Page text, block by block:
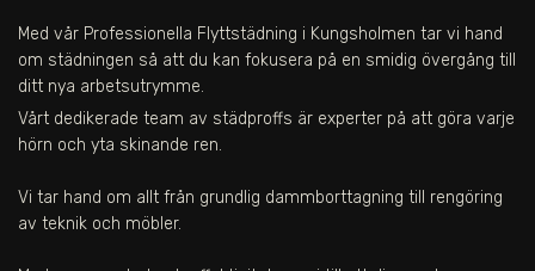
Med vår Professionella Flyttstädning i Kungsholmen tar vi hand
om städningen så att du kan fokusera på en smidig övergång till
ditt nya arbetsutrymme.
Vårt dedikerade team av städproffs är experter på att göra varje
hörn och yta skinande ren.
Vi tar hand om allt från grundlig dammborttagning till rengöring
av teknik och möbler.